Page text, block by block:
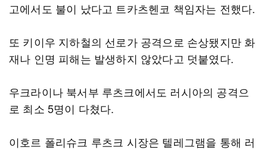
고에서도 불이 났다고 트카츠헨코 책임자는 전했다.
또 키이우 지하철의 선로가 공격으로 손상됐지만 화
재나 인명 피해는 발생하지 않았다고 덧붙였다.
우크라이나 북서부 루츠크에서도 러시아의 공격으
로 최소 5명이 다쳤다.
이호르 폴리슈크 루츠크 시장은 텔레그램을 통해 러